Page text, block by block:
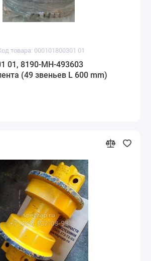
товара: 000101800301 01
01, 8190-МН-493603
(49 звеньев L 600 mm)